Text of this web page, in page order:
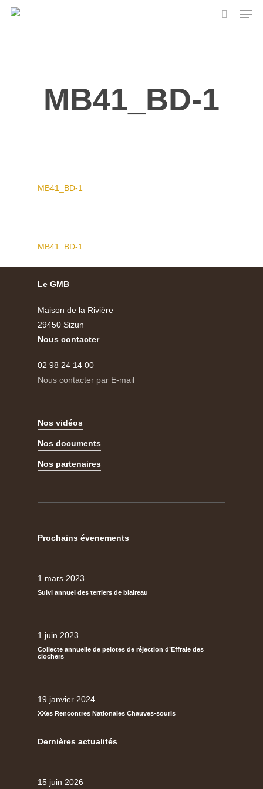
Skip
MB41_BD-1
MB41_BD-1
MB41_BD-1
Le GMB
Maison de la Rivière
29450 Sizun
Nous contacter
02 98 24 14 00
Nous contacter par E-mail
Nos vidéos
Nos documents
Nos partenaires
Prochains évenements
1 mars 2023
Suivi annuel des terriers de blaireau
1 juin 2023
Collecte annuelle de pelotes de réjection d’Effraie des
clochers
19 janvier 2024
XXes Rencontres Nationales Chauves-souris
Dernières actualités
15 juin 2026